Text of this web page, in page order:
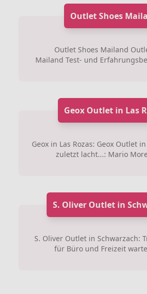
Outlet Shoes
Outlet Shoes Mailand
Mailand Test- und
Geox Outlet in Las
Geox in Las Rozas: Geox Outlet
zuletzt lacht...: Mario
S. Oliver Outlet in
S. Oliver Outlet in Schwarzach:
für Büro und Freizeit